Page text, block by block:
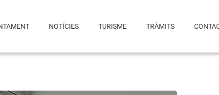
NOTÍCIES TURISME TRÀMITS